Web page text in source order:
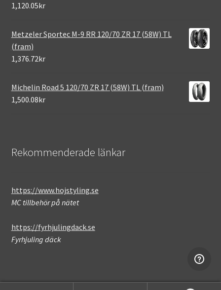
1,120.05kr
Metzeler Sportec M-9 RR 120/70 ZR 17 (58W) TL
(fram)
1,376.72kr
Michelin Road 5 120/70 ZR 17 (58W) TL (fram)
1,500.08kr
Rekommenderade länkar
https://www.hojstyling.se
MC tillbehör på nätet
https://fyrhjulingdack.se
Fyrhjuling däck